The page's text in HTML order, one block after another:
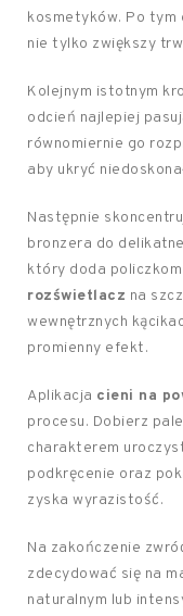
kosmetyków. Po tym
nie tylko zwiększy
Kolejnym istotnym
odcień najlepiej
równomiernie go
aby ukryć
Następnie
bronzera do
który doda
rozświetlacz na
wewnętrznych
promienny efekt.
Aplikacja cieni na
procesu. Dobierz
charakterem
podkręcenie oraz
zyska wyrazistość.
Na zakończenie
zdecydować się na
naturalnym lub